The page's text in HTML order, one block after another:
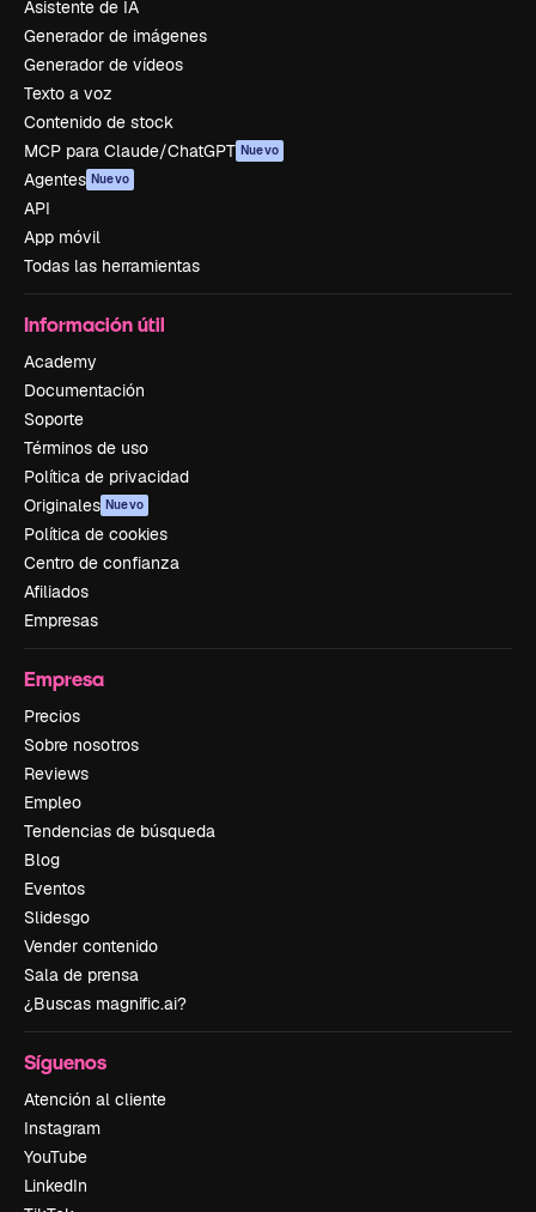
Asistente de IA
Generador de imágenes
Generador de vídeos
Texto a voz
Contenido de stock
MCP para Claude/ChatGPT Nuevo
Agentes Nuevo
API
App móvil
Todas las herramientas
Información útil
Academy
Documentación
Soporte
Términos de uso
Política de privacidad
Originales Nuevo
Política de cookies
Centro de confianza
Afiliados
Empresas
Empresa
Precios
Sobre nosotros
Reviews
Empleo
Tendencias de búsqueda
Blog
Eventos
Slidesgo
Vender contenido
Sala de prensa
¿Buscas magnific.ai?
Síguenos
Atención al cliente
Instagram
YouTube
LinkedIn